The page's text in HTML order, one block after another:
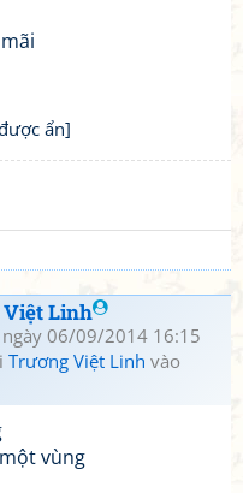
ẩn]
Linh
ngày 06/09/2014 16:15
Trương Việt Linh vào
vùng